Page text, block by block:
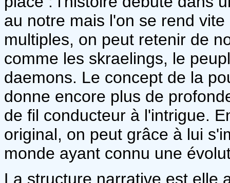
au notre mais l'on se rend
multiples, on peut retenir de
comme les skraelings, le
daemons. Le concept de la
donne encore plus de
de fil conducteur à l'intrigue.
original, on peut grâce à lui
monde ayant connu une
La structure narrative est elle